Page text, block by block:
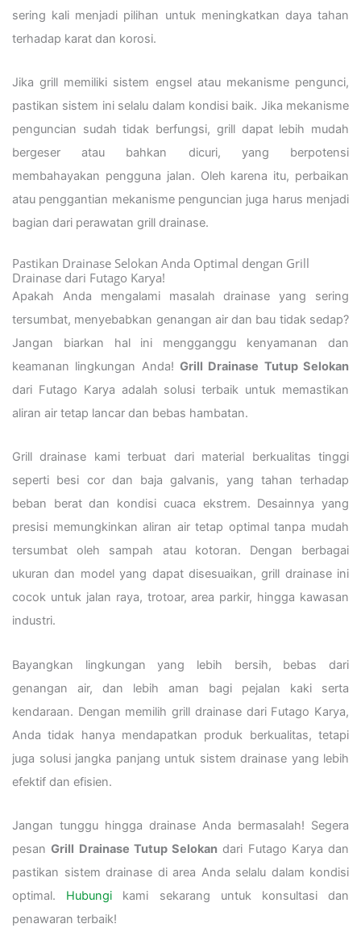
sering kali menjadi pilihan untuk meningkatkan daya tahan
terhadap karat dan korosi.
Jika grill memiliki sistem engsel atau mekanisme pengunci,
pastikan sistem ini selalu dalam kondisi baik. Jika mekanisme
penguncian sudah tidak berfungsi, grill dapat lebih mudah
bergeser atau bahkan dicuri, yang berpotensi
membahayakan pengguna jalan. Oleh karena itu, perbaikan
atau penggantian mekanisme penguncian juga harus menjadi
bagian dari perawatan grill drainase.
Pastikan Drainase Selokan Anda Optimal dengan Grill
Drainase dari Futago Karya!
Apakah Anda mengalami masalah drainase yang sering
tersumbat, menyebabkan genangan air dan bau tidak sedap?
Jangan biarkan hal ini mengganggu kenyamanan dan
keamanan lingkungan Anda! Grill Drainase Tutup Selokan
dari Futago Karya adalah solusi terbaik untuk memastikan
aliran air tetap lancar dan bebas hambatan.
Grill drainase kami terbuat dari material berkualitas tinggi
seperti besi cor dan baja galvanis, yang tahan terhadap
beban berat dan kondisi cuaca ekstrem. Desainnya yang
presisi memungkinkan aliran air tetap optimal tanpa mudah
tersumbat oleh sampah atau kotoran. Dengan berbagai
ukuran dan model yang dapat disesuaikan, grill drainase ini
cocok untuk jalan raya, trotoar, area parkir, hingga kawasan
industri.
Bayangkan lingkungan yang lebih bersih, bebas dari
genangan air, dan lebih aman bagi pejalan kaki serta
kendaraan. Dengan memilih grill drainase dari Futago Karya,
Anda tidak hanya mendapatkan produk berkualitas, tetapi
juga solusi jangka panjang untuk sistem drainase yang lebih
efektif dan efisien.
Jangan tunggu hingga drainase Anda bermasalah! Segera
pesanGrill Drainase Tutup Selokan dari Futago Karya dan
pastikan sistem drainase di area Anda selalu dalam kondisi
optimal. Hubungi kami sekarang untuk konsultasi dan
penawaran terbaik!